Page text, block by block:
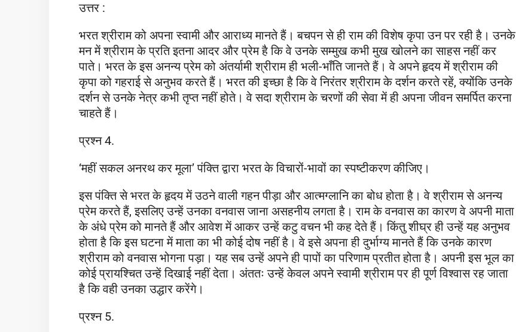
उत्तर :
भरत श्रीराम को अपना स्वामी और आराध्य मानते हैं। बचपन से ही राम की विशेष कृपा उन पर रही है। उनके
मन में श्रीराम के प्रति इतना आदर और प्रेम है कि वे उनके सम्मुख कभी मुख खोलने का साहस नहीं कर
पाते। भरत के इस अनन्य प्रेम को अंतर्यामी श्रीराम ही भली-भाँति जानते हैं। वे अपने हृदय में श्रीराम की
कृपा को गहराई से अनुभव करते हैं। भरत की इच्छा है कि वे निरंतर श्रीराम के दर्शन करते रहें, क्योंकि उनके
दर्शन से उनके नेत्र कभी तृप्त नहीं होते। वे सदा श्रीराम के चरणों की सेवा में ही अपना जीवन समर्पित करना
चाहते हैं।
प्रश्न 4.
‘महीं सकल अनरथ कर मूला’ पंक्ति द्वारा भरत के विचारों-भावों का स्पष्टीकरण कीजिए।
इस पंक्ति से भरत के हृदय में उठने वाली गहन पीड़ा और आत्मग्लानि का बोध होता है। वे श्रीराम से अनन्य
प्रेम करते हैं, इसलिए उन्हें उनका वनवास जाना असहनीय लगता है। राम के वनवास का कारण वे अपनी माता
के अंधे प्रेम को मानते हैं और आवेश में आकर उन्हें कटु वचन भी कह देते हैं। किंतु शीघ्र ही उन्हें यह अनुभव
होता है कि इस घटना में माता का भी कोई दोष नहीं है। वे इसे अपना ही दुर्भाग्य मानते हैं कि उनके कारण
श्रीराम को वनवास भोगना पड़ा। यह सब उन्हें अपने ही पापों का परिणाम प्रतीत होता है। अपनी इस भूल का
कोई प्रायश्चित उन्हें दिखाई नहीं देता। अंततः उन्हें केवल अपने स्वामी श्रीराम पर ही पूर्ण विश्वास रह जाता
है कि वही उनका उद्धार करेंगे।
प्रश्न 5.